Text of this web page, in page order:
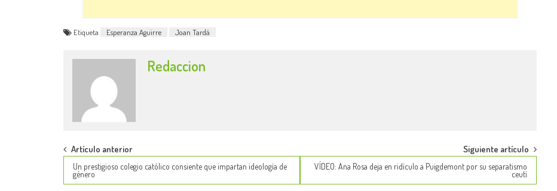
Etiqueta Esperanza Aguirre Joan Tardá
Redaccion
Post
navigation
Artículo anterior
Un prestigioso colegio católico consiente que impartan ideología de
género
Siguiente artículo
VÍDEO: Ana Rosa deja en ridículo a Puigdemont por su separatismo
ceutí